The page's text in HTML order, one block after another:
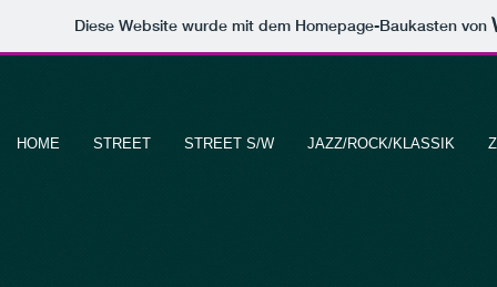
Diese Website wurde mit dem Homepage-Baukasten von
HOME STREET STREET S/W JAZZ/ROCK/KLASSIK